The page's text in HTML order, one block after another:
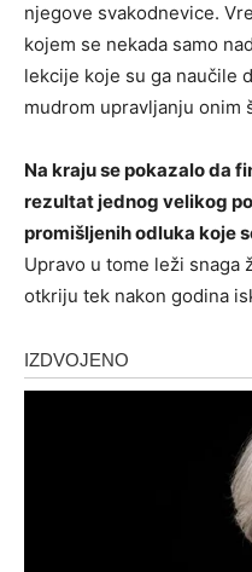
njegove svakodnevice.
kojem se nekada samo
lekcije koje su ga naučile
mudrom upravljanju onim
Na kraju se pokazalo da
rezultat jednog velikog
promišljenih odluka koje
Upravo u tome leži snaga
otkriju tek nakon godina